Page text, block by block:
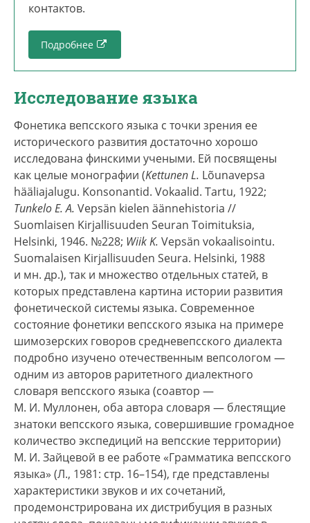
контактов.
Подробнее
Исследование языка
Фонетика вепсского языка с точки зрения ее
исторического развития достаточно хорошо
исследована финскими учеными. Ей посвящены
как целые монографии (Kettunen L. Lõunavepsa
hääliajalugu. Konsonantid. Vokaalid. Tartu, 1922;
Tunkelo E. A. Vepsän kielen äännehistoria //
Suomlaisen Kirjallisuuden Seuran Toimituksia,
Helsinki, 1946. №228; Wiik K. Vepsän vokaalisointu.
Suomalaisen Kirjallisuuden Seura. Helsinki, 1988
и мн. др.), так и множество отдельных статей, в
которых представлена картина истории развития
фонетической системы языка. Современное
состояние фонетики вепсского языка на примере
шимозерских говоров средневепсского диалекта
подробно изучено отечественным вепсологом —
одним из авторов раритетного диалектного
словаря вепсского языка (соавтор —
М. И. Муллонен, оба автора словаря — блестящие
знатоки вепсского языка, совершившие громадное
количество экспедиций на вепсские территории)
М. И. Зайцевой в ее работе «Грамматика вепсского
языка» (Л., 1981: стр. 16–154), где представлены
характеристики звуков и их сочетаний,
продемонстрирована их дистрибуция в разных